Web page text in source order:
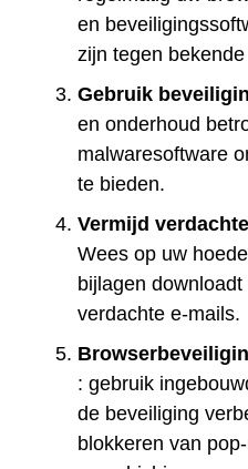
en
zijn tegen
Gebruik
en onderhoud
malwaresoftware
te bieden.
Vermijd
Wees op uw
bijlagen
verdachte e-mails.
: gebruik
de beveiliging
blokkeren van